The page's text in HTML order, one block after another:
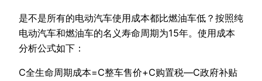
是不是所有的电动汽车使用成本都比燃油车低？按照纯
电动汽车和燃油车的名义寿命周期为15年。使用成本
分析公式如下：
C全生命周期成本=C整车售价+C购置税—C政府补贴